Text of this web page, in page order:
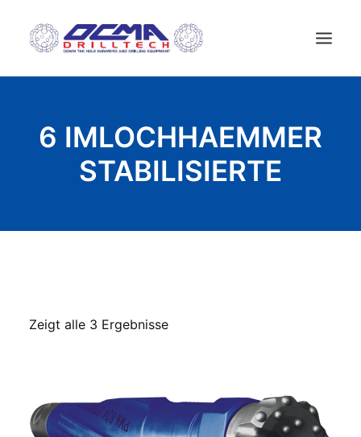
UNTERNEHMEN
TECHNOLOGIE
6 IMLOCHHAEMMER
STABILISIERTE
Zeigt alle 3 Ergebnisse